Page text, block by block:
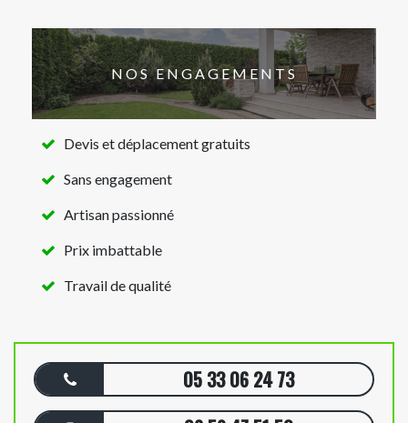
NOS ENGAGEMENTS
Devis et déplacement gratuits
Sans engagement
Artisan passionné
Prix imbattable
Travail de qualité
05 33 06 24 73